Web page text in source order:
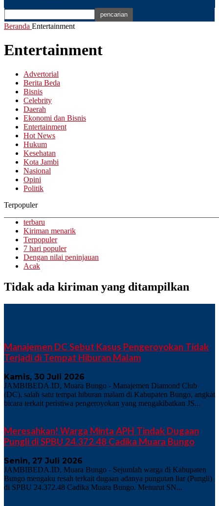
Beranda Entertainment
Entertainment
Advertorial
Berita Beda
Bisnis
Celebrity
Daerah
Ekonomi dan Bisnis
Entertainment
Hot News
Hukum
Kesehatan
Kota Jambi
Nasional
Opini
Politik
Terpopuler
terbaru
Kiriman menarik
Terpopuler
7 hari populer
Dengan nilai peninjauan
Acak
Tidak ada kiriman yang ditampilkan
Manajemen DC Sebut Kasus Pengeroyokan Tidak
Terjadi di Tempat Hiburan Malam
Kamis, 30 Juli 2026
JAMBIBEDA.ID, Muara Bungo - Manajemen Diamond Club
(DC), salah satu tempat hiburan malam di Kabupaten Bungo, angkat
bicara terkait peristiwa pengeroyokan yang mengakibatkan JS...
Meresahkan! Warga Minta APH Tindak Dugaan
Pungli di SPBU 24.372.48 Cadika Muara Bungo
Senin, 27 Juli 2026
JAMBIBEDA.ID, Muara Bungo - Sejumlah warga di Kabupaten
Bungo mengaku resah terkait dugaan adanya pungutan liar (Pungli)
di SPBU 24.372.48 Cadika Muara Bungo. Menurut SN...